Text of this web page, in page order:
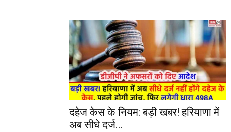
दहेज केस के नियम: बड़ी खबर! हरियाणा में
अब सीधे दर्ज...